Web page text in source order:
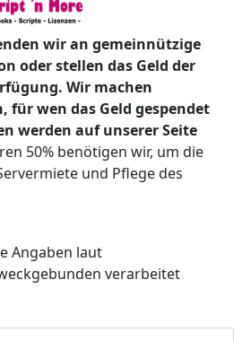
wir an gemeinnützige
oder stellen das Geld der
Wir machen
für wen das Geld gespendet
werden auf unserer Seite
50% benötigen wir, um die
und Pflege des
Angaben laut
verarbeitet